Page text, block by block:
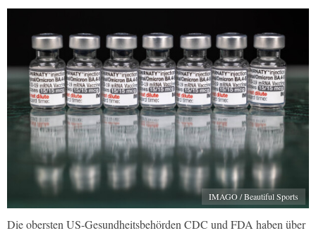
IMAGO / Beautiful Sports
Die obersten US-Gesundheitsbehörden CDC und FDA haben über